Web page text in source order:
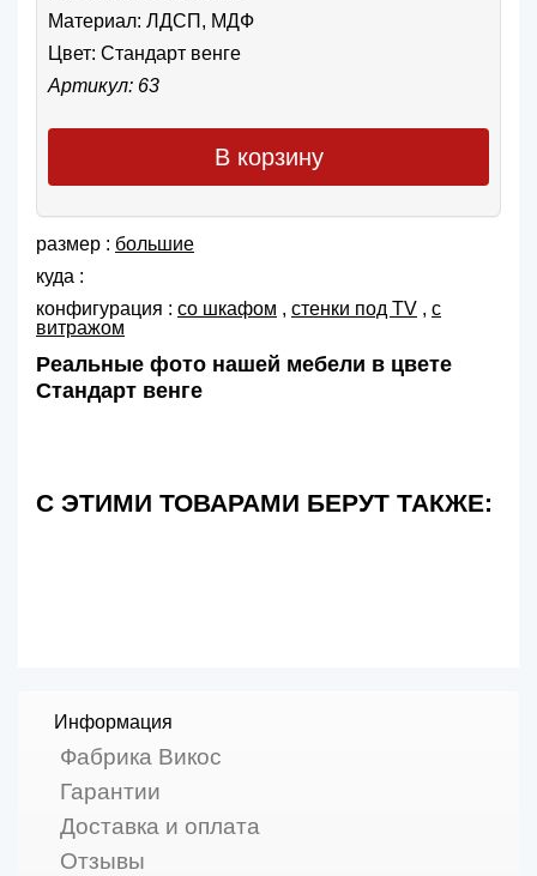
Материал: ЛДСП, МДФ
Цвет: Стандарт венге
Артикул: 63
В корзину
размер : большие
куда :
конфигурация : со шкафом , cтенки под TV , с
витражом
Реальные фото нашей мебели в цвете
Стандарт венге
С ЭТИМИ ТОВАРАМИ БЕРУТ ТАКЖЕ:
Информация
Фабрика Викос
Гарантии
Доставка и оплата
Отзывы